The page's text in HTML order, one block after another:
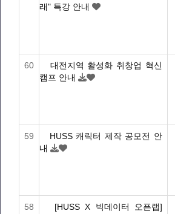
래" 특강 안내
60
대전지역 활성화 취창업 혁신
캠프 안내
59
HUSS 캐릭터 제작 공모전 안
내
58
[HUSS X 빅데이터 오픈랩]